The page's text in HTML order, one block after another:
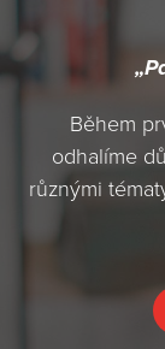
Během
odhalíme
různými